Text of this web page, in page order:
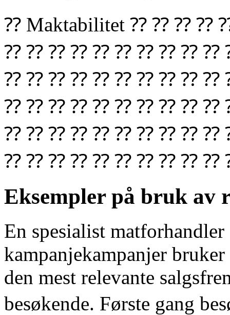
⁇ Maktabilitet ⁇ ⁇ ⁇
⁇ ⁇ ⁇ ⁇ ⁇ ⁇ ⁇ ⁇ ⁇ ⁇
⁇ ⁇ ⁇ ⁇ ⁇ ⁇ ⁇ ⁇ ⁇ ⁇
⁇ ⁇ ⁇ ⁇ ⁇ ⁇ ⁇ ⁇ ⁇ ⁇
⁇ ⁇ ⁇ ⁇ ⁇ ⁇ ⁇ ⁇ ⁇ ⁇
⁇ ⁇ ⁇ ⁇ ⁇ ⁇ ⁇ ⁇ ⁇ ⁇
Eksempler på bruk av
En spesialist
kampanjekampanjer
den mest relevante
besøkende. Første gang